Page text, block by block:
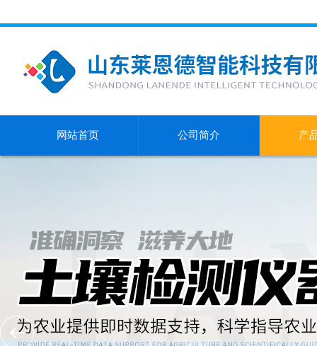
网站首页 公司简介 产